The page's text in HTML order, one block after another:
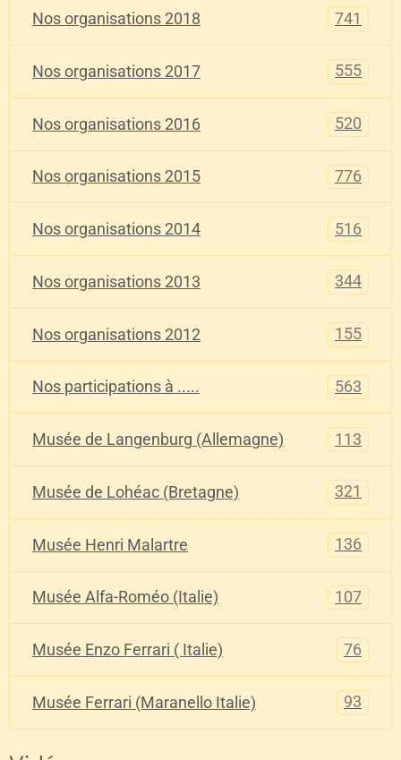
Nos organisations 2018 741
Nos organisations 2017 555
Nos organisations 2016 520
Nos organisations 2015 776
Nos organisations 2014 516
Nos organisations 2013 344
Nos organisations 2012 155
Nos participations à ..... 563
Musée de Langenburg (Allemagne) 113
Musée de Lohéac (Bretagne) 321
Musée Henri Malartre 136
Musée Alfa-Roméo (Italie) 107
Musée Enzo Ferrari ( Italie) 76
Musée Ferrari (Maranello Italie) 93